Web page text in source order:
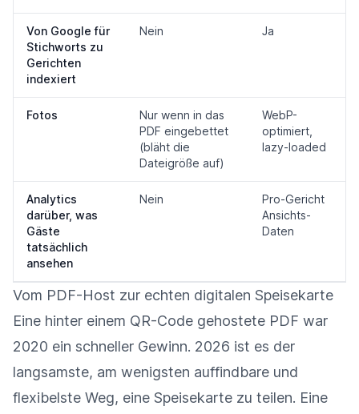
Von Google für
Stichworts zu
Gerichten
indexiert
Nein Ja
Fotos
Nur wenn in das
PDF eingebettet
(bläht die
Dateigröße auf)
WebP-
optimiert,
lazy-loaded
Analytics
darüber, was
Gäste
tatsächlich
ansehen
Nein
Pro-Gericht
Ansichts-
Daten
Vom PDF-Host zur echten digitalen Speisekarte
Eine hinter einem QR-Code gehostete PDF war
2020 ein schneller Gewinn. 2026 ist es der
langsamste, am wenigsten auffindbare und
flexibelste Weg, eine Speisekarte zu teilen. Eine